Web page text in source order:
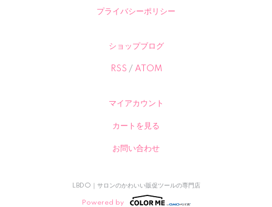
プライバシーポリシー
ショップブログ
RSS / ATOM
マイアカウント
カートを見る
お問い合わせ
LBDO｜サロンのかわいい販促ツールの専門店
Powered by